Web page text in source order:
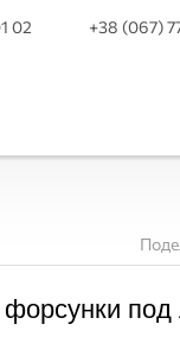
02 +38 (067)
под